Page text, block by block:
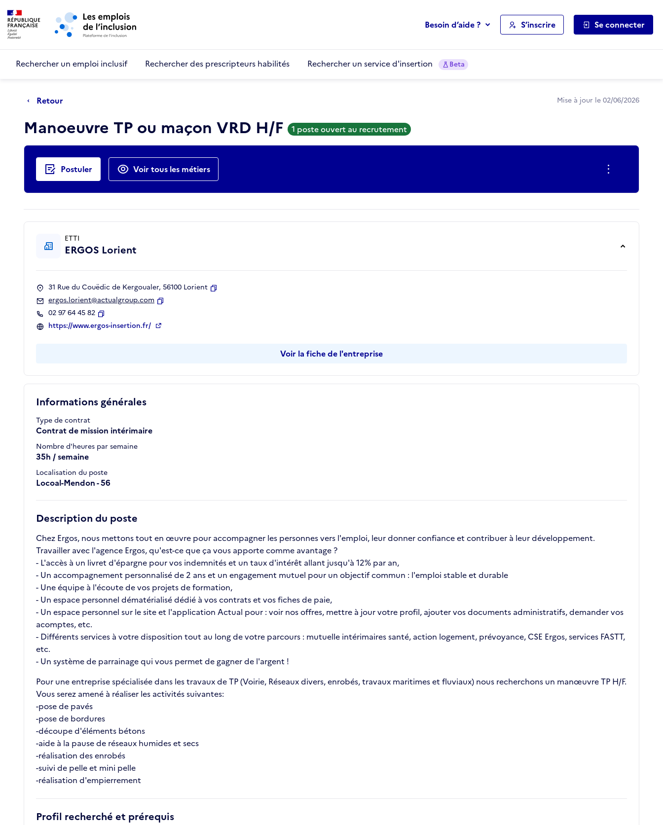
Aller au menu principal
Besoin d’aide ? S’inscrire Se connecter
Rechercher un emploi inclusif Rechercher des prescripteurs habilités Rechercher un service d'insertion Beta
Retour Mise à jour le 02/06/2026
Manoeuvre TP ou maçon VRD H/F 1 poste ouvert au recrutement
Actions rapides
Postuler Voir tous les métiers
Informations générales
Type de contrat
Contrat de mission intérimaire
Nombre d'heures par semaine
35h / semaine
Localisation du poste
Locoal-Mendon - 56
Description du poste
Chez Ergos, nous mettons tout en œuvre pour accompagner les personnes vers l'emploi, leur donner confiance et contribuer à leur développement.
Travailler avec l'agence Ergos, qu'est-ce que ça vous apporte comme avantage ?
- L'accès à un livret d'épargne pour vos indemnités et un taux d'intérêt allant jusqu'à 12% par an,
- Un accompagnement personnalisé de 2 ans et un engagement mutuel pour un objectif commun : l'emploi stable et durable
- Une équipe à l'écoute de vos projets de formation,
- Un espace personnel dématérialisé dédié à vos contrats et vos fiches de paie,
- Un espace personnel sur le site et l'application Actual pour : voir nos offres, mettre à jour votre profil, ajouter vos documents administratifs, demander vos
acomptes, etc.
- Différents services à votre disposition tout au long de votre parcours : mutuelle intérimaires santé, action logement, prévoyance, CSE Ergos, services FASTT,
etc.
- Un système de parrainage qui vous permet de gagner de l'argent !
Pour une entreprise spécialisée dans les travaux de TP (Voirie, Réseaux divers, enrobés, travaux maritimes et fluviaux) nous recherchons un manœuvre TP H/F.
Vous serez amené à réaliser les activités suivantes:
-pose de pavés
-pose de bordures
-découpe d'éléments bétons
-aide à la pause de réseaux humides et secs
-réalisation des enrobés
-suivi de pelle et mini pelle
-réalisation d'empierrement
Profil recherché et prérequis
ETTI
ERGOS Lorient
31 Rue du Couëdic de Kergoualer, 56100 Lorient
ergos.lorient@actualgroup.com
02 97 64 45 82
Copier
https://www.ergos-insertion.fr/
Voir la fiche de l'entreprise